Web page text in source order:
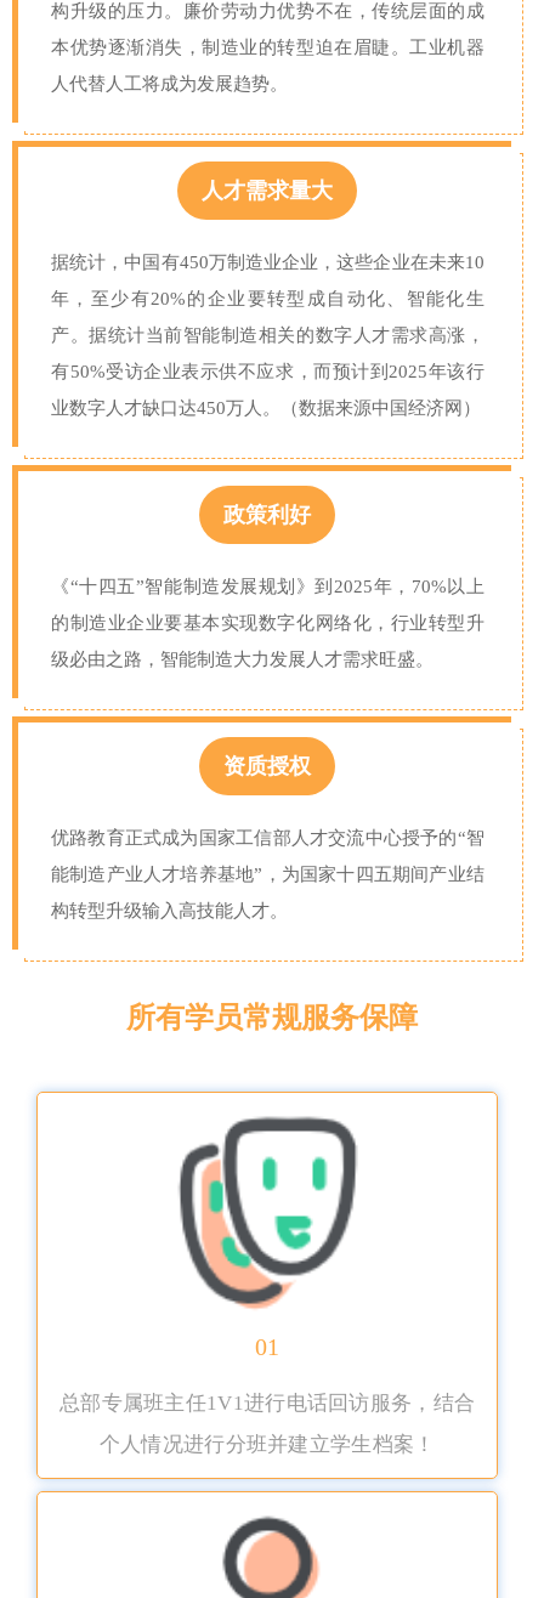
构升级的压力。廉价劳动力优势不在，传统层面的成
本优势逐渐消失，制造业的转型迫在眉睫。工业机器
人代替人工将成为发展趋势。
人才需求量大
据统计，中国有450万制造业企业，这些企业在未来10
年，至少有20%的企业要转型成自动化、智能化生
产。据统计当前智能制造相关的数字人才需求高涨，
有50%受访企业表示供不应求，而预计到2025年该行
业数字人才缺口达450万人。（数据来源中国经济网）
政策利好
《“十四五”智能制造发展规划》到2025年，70%以上
的制造业企业要基本实现数字化网络化，行业转型升
级必由之路，智能制造大力发展人才需求旺盛。
资质授权
优路教育正式成为国家工信部人才交流中心授予的“智
能制造产业人才培养基地”，为国家十四五期间产业结
构转型升级输入高技能人才。
所有学员常规服务保障
01
总部专属班主任1V1进行电话回访服务，结合
个人情况进行分班并建立学生档案！